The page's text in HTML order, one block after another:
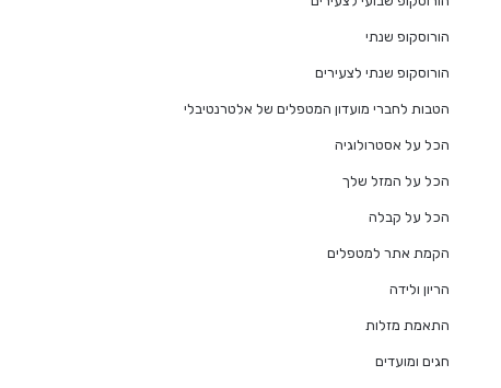
הורוסקופ שנתי
הורוסקופ שנתי לצעירים
הטבות לחברי מועדון המטפלים של אלטרנטיבלי
הכל על אסטרולוגיה
הכל על המזל שלך
הכל על קבלה
הקמת אתר למטפלים
הריון ולידה
התאמת מזלות
חגים ומועדים